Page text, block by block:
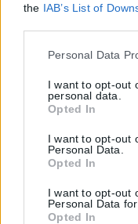
the IAB’s List of
Please note that this
but not limited to
click to grant or deny
tags to use your data
Google consent
Personal Data
I want to opt-out
personal data.
Opted In
I want to opt-out
Personal Data.
Opted In
I want to opt-out
Personal Data
Opted In